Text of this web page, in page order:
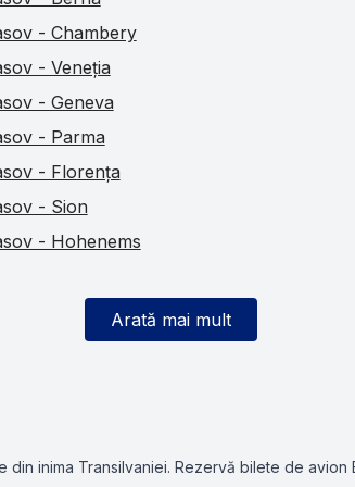
- Chambery
- Veneția
- Geneva
- Parma
- Florența
- Sion
- Hohenems
Arată mai mult
inima Transilvaniei. Rezervă bilete de